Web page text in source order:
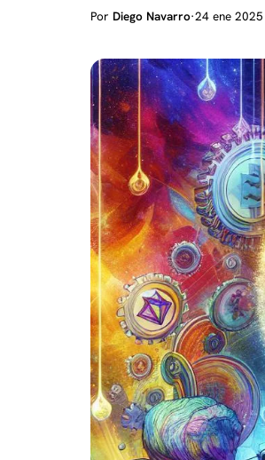
Por Diego Navarro·24 ene 2025